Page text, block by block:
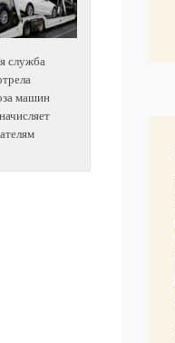
служба
машин